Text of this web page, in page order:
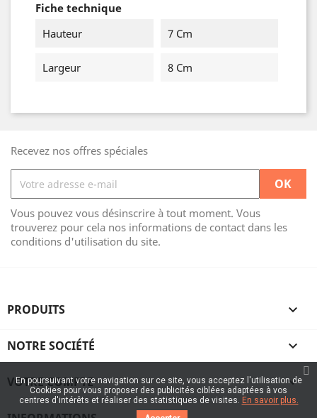
Fiche technique
Hauteur
7 Cm
Largeur 8 Cm
Recevez nos offres spéciales
Vous pouvez vous désinscrire à tout moment. Vous
trouverez pour cela nos informations de contact dans les
conditions d'utilisation du site.
PRODUITS 
NOTRE SOCIÉTÉ 
VOTRE COMPTE 
En poursuivant votre navigation sur ce site, vous acceptez l'utilisation de
Cookies pour vous proposer des publicités ciblées adaptées à vos
centres d'intérêts et réaliser des statistiques de visites. En savoir plus.